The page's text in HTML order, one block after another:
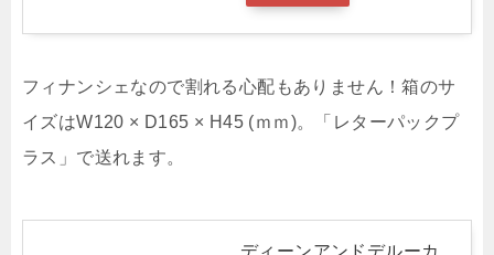
フィナンシェなので割れる心配もありません！箱のサ
イズはW120 × D165 × H45 (ｍｍ)。「レターパックプ
ラス」で送れます。
ディーンアンドデルーカ